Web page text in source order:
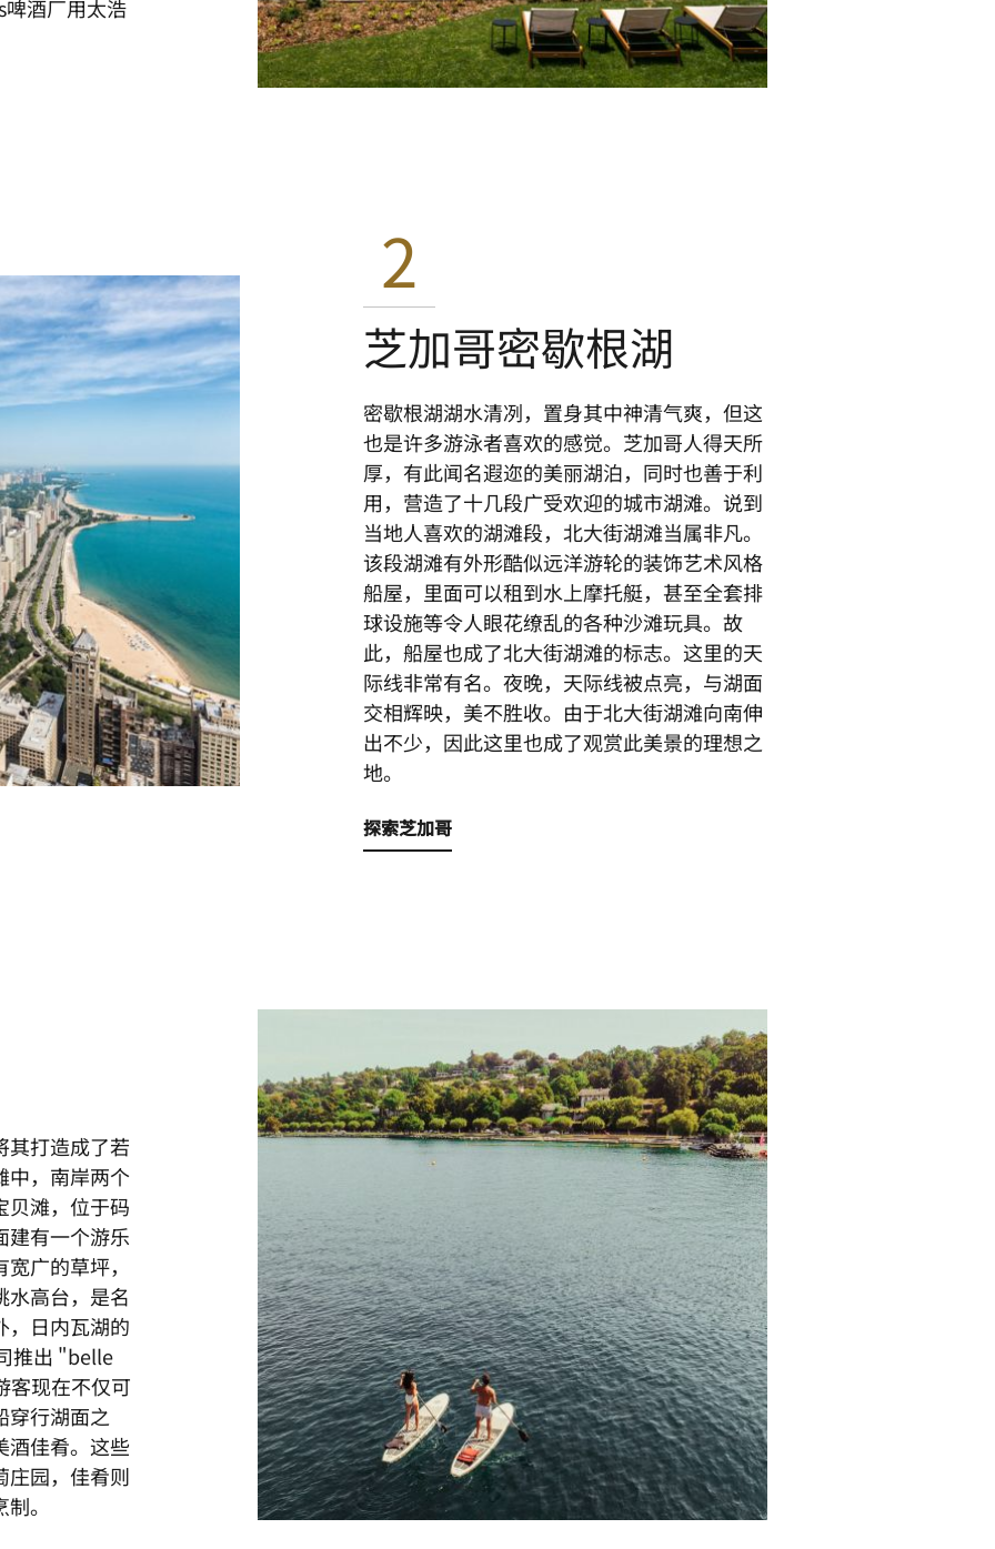
酒厂用太浩
2
芝加哥密歇根湖
密歇根湖湖水清冽，置身其中神清气爽，但这
也是许多游泳者喜欢的感觉。芝加哥人得天所
厚，有此闻名遐迩的美丽湖泊，同时也善于利
用，营造了十几段广受欢迎的城市湖滩。说到
当地人喜欢的湖滩段，北大街湖滩当属非凡。
该段湖滩有外形酷似远洋游轮的装饰艺术风格
船屋，里面可以租到水上摩托艇，甚至全套排
球设施等令人眼花缭乱的各种沙滩玩具。故
此，船屋也成了北大街湖滩的标志。这里的天
际线非常有名。夜晚，天际线被点亮，与湖面
交相辉映，美不胜收。由于北大街湖滩向南伸
出不少，因此这里也成了观赏此美景的理想之
地。
探索芝加哥
其打造成了若
中，南岸两个
贝滩，位于码
建有一个游乐
广的草坪，
水高台，是名
日内瓦湖的
推出 "belle
客现在不仅可
穿行湖面之
酒佳肴。这些
庄园，佳肴则
。